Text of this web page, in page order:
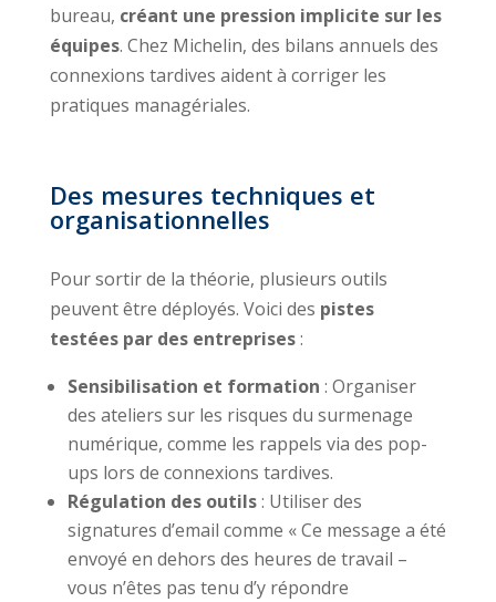
bureau, créant une pression implicite sur les
équipes. Chez Michelin, des bilans annuels des
connexions tardives aident à corriger les
pratiques managériales.
Des mesures techniques et
organisationnelles
Pour sortir de la théorie, plusieurs outils
peuvent être déployés. Voici des pistes
testées par des entreprises:
Sensibilisation et formation : Organiser
des ateliers sur les risques du surmenage
numérique, comme les rappels via des pop-
ups lors de connexions tardives.
Régulation des outils: Utiliser des
signatures d’email comme « Ce message a été
envoyé en dehors des heures de travail –
vous n’êtes pas tenu d’y répondre